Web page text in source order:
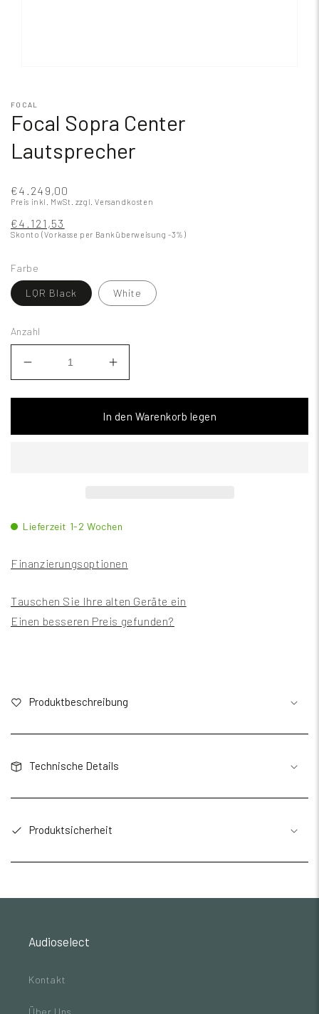
FOCAL
Focal Sopra Center
Lautsprecher
€4.249,00
Preis inkl. MwSt. zzgl. Versandkosten
€4.121,53
Skonto (Vorkasse per Banküberweisung -3%)
Farbe
LQR Black White
Anzahl
In den Warenkorb legen
Lieferzeit 1-2 Wochen
Finanzierungsoptionen
Tauschen Sie Ihre alten Geräte ein
Einen besseren Preis gefunden?
Produktbeschreibung
Technische Details
Produktsicherheit
Audioselect
Kontakt
Über Uns